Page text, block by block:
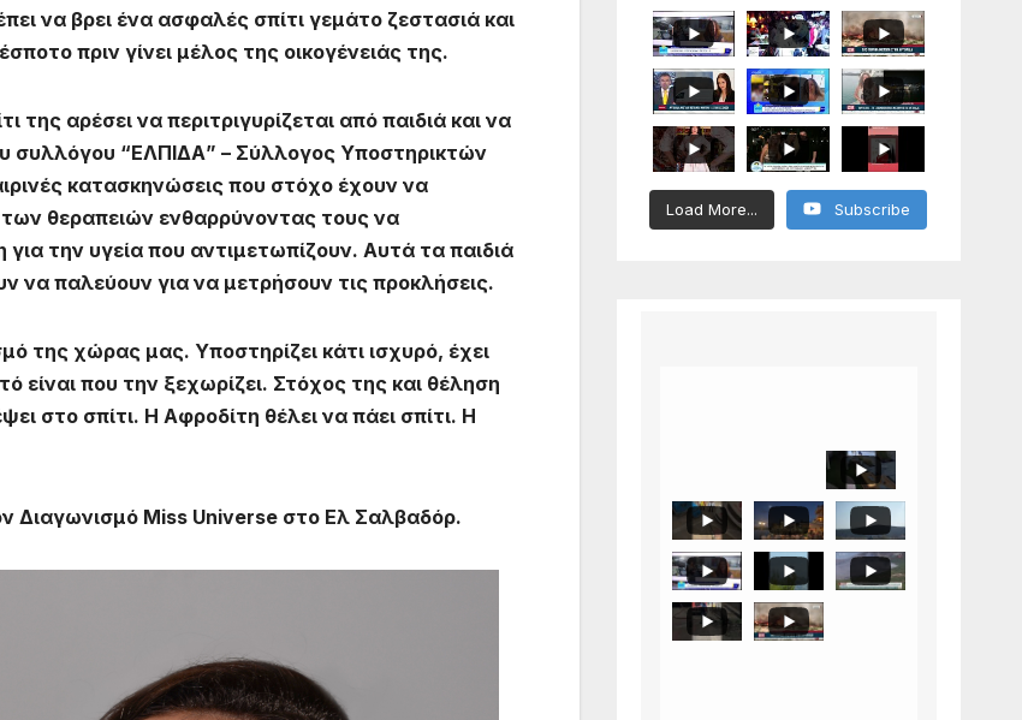
να βρει ένα ασφαλές σπίτι γεμάτο ζεστασιά και
πριν γίνει μέλος της οικογένειάς της.
αρέσει να περιτριγυρίζεται από παιδιά και να
συλλόγου “ΕΛΠΙΔΑ” – Σύλλογος Υποστηρικτών
κατασκηνώσεις που στόχο έχουν να
θεραπειών ενθαρρύνοντας τους να
την υγεία που αντιμετωπίζουν. Αυτά τα παιδιά
να παλεύουν για να μετρήσουν τις προκλήσεις.
της χώρας μας. Υποστηρίζει κάτι ισχυρό, έχει
είναι που την ξεχωρίζει. Στόχος της και θέληση
στο σπίτι. Η Αφροδίτη θέλει να πάει σπίτι. Η
Διαγωνισμό Miss Universe στο Ελ Σαλβαδόρ.
Load More... Subscribe